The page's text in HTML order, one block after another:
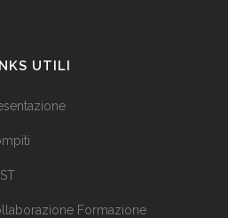
UTILI
Formazione